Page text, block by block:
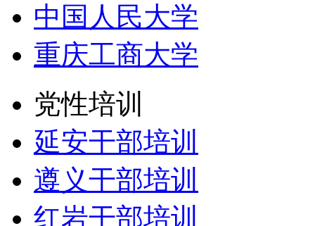
中国人民大学
重庆工商大学
党性培训
延安干部培训
遵义干部培训
红岩干部培训